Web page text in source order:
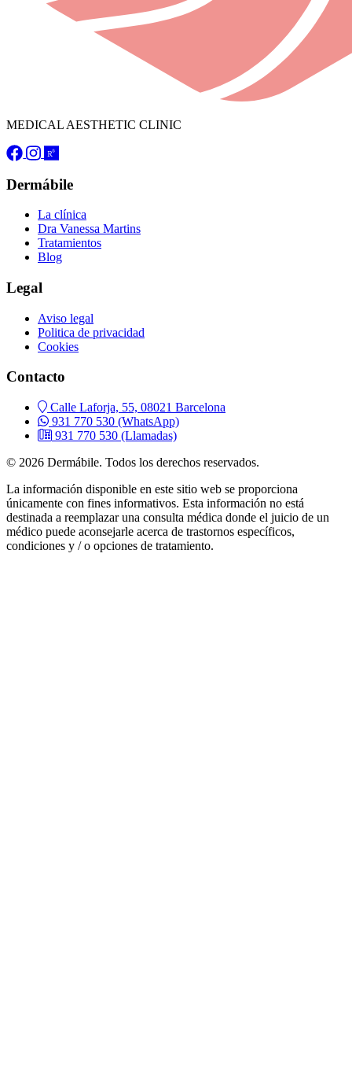
MEDICAL AESTHETIC CLINIC
Dermábile
La clínica
Dra Vanessa Martins
Tratamientos
Blog
Legal
Aviso legal
Politica de privacidad
Cookies
Contacto
Calle Laforja, 55, 08021 Barcelona
931 770 530 (WhatsApp)
931 770 530 (Llamadas)
© 2026 Dermábile. Todos los derechos reservados.
La información disponible en este sitio web se proporciona
únicamente con fines informativos. Esta información no está
destinada a reemplazar una consulta médica donde el juicio de un
médico puede aconsejarle acerca de trastornos específicos,
condiciones y / o opciones de tratamiento.